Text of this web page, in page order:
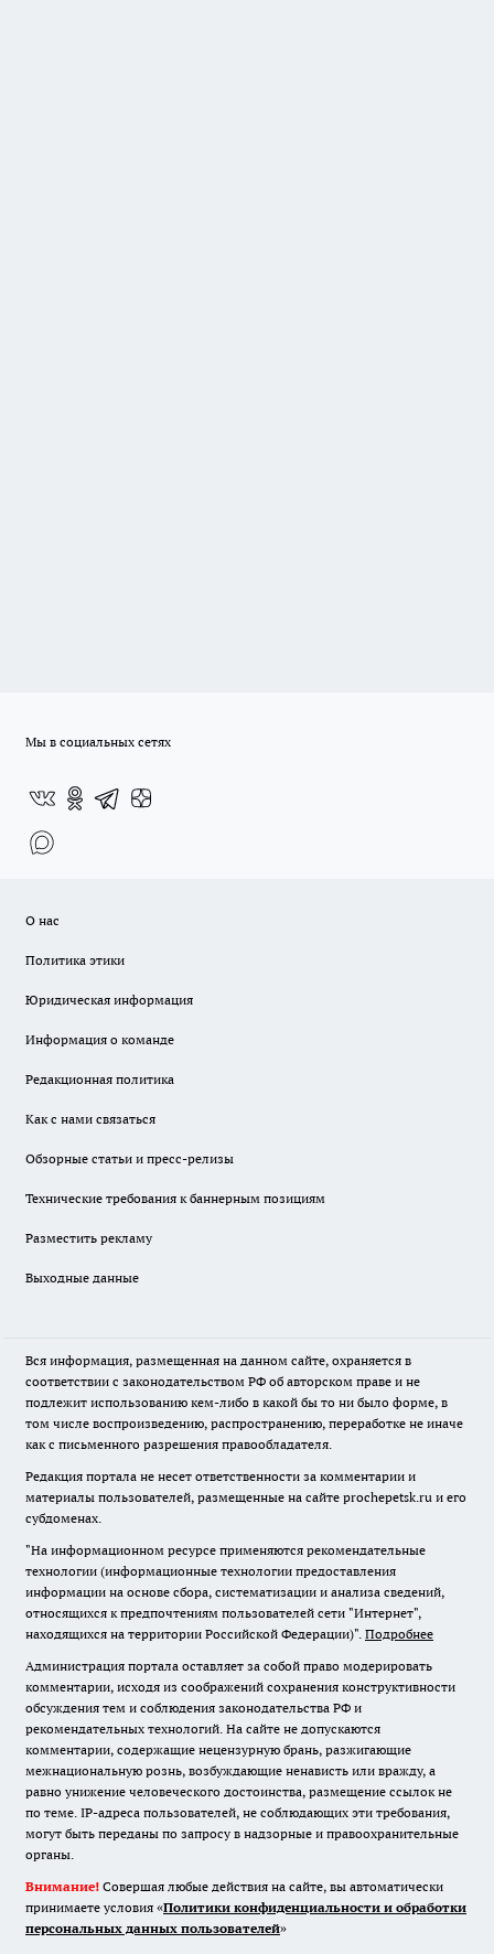
Мы в социальных сетях
О нас
Политика этики
Юридическая информация
Информация о команде
Редакционная политика
Как с нами связаться
Обзорные статьи и пресс-релизы
Технические требования к баннерным позициям
Разместить рекламу
Выходные данные
Вся информация, размещенная на данном сайте, охраняется в
соответствии с законодательством РФ об авторском праве и не
подлежит использованию кем-либо в какой бы то ни было форме, в
том числе воспроизведению, распространению, переработке не иначе
как с письменного разрешения правообладателя.
Редакция портала не несет ответственности за комментарии и
материалы пользователей, размещенные на сайте prochepetsk.ru и его
субдоменах.
"На информационном ресурсе применяются рекомендательные
технологии (информационные технологии предоставления
информации на основе сбора, систематизации и анализа сведений,
относящихся к предпочтениям пользователей сети "Интернет",
находящихся на территории Российской Федерации)". Подробнее
Администрация портала оставляет за собой право модерировать
комментарии, исходя из соображений сохранения конструктивности
обсуждения тем и соблюдения законодательства РФ и
рекомендательных технологий. На сайте не допускаются
комментарии, содержащие нецензурную брань, разжигающие
межнациональную рознь, возбуждающие ненависть или вражду, а
равно унижение человеческого достоинства, размещение ссылок не
по теме. IP-адреса пользователей, не соблюдающих эти требования,
могут быть переданы по запросу в надзорные и правоохранительные
органы.
Внимание! Совершая любые действия на сайте, вы автоматически
принимаете условия «Политики конфиденциальности и обработки
персональных данных пользователей»